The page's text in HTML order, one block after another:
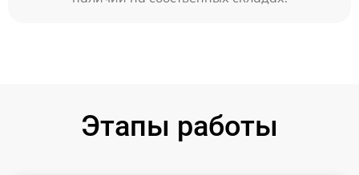
Этапы работы